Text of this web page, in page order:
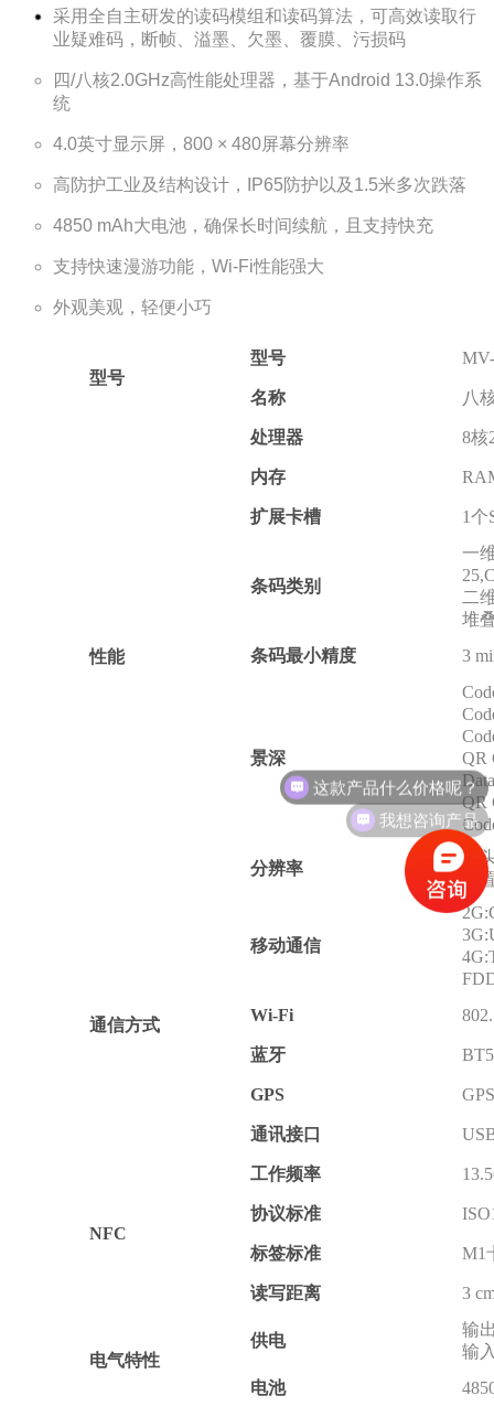
采用全自主研发的读码模组和读码算法，可高效读取行
业疑难码，断帧、溢墨、欠墨、覆膜、污损码
四/八核2.0GHz高性能处理器，基于Android 13.0操作系
统
4.0英寸显示屏，800 × 480屏幕分辨率
高防护工业及结构设计，IP65防护以及1.5米多次跌落
4850 mAh大电池，确保长时间续航，且支持快充
支持快速漫游功能，Wi-Fi性能强大
外观美观，轻便小巧
型号
型号
名称 八
性能
处理器 8核
内存
扩展卡槽 1个
条码类别
一
二
堆
条码最小精度
3
景深
QR
QR
分辨率
镜
后
通信方式
移动通信
Wi-Fi
蓝牙
GPS
通讯接口
NFC
工作频率
协议标准
标签标准 M1
读写距离 3
电气特性
供电
输
输
电池
这款产品什么价格呢？
我想咨询产品